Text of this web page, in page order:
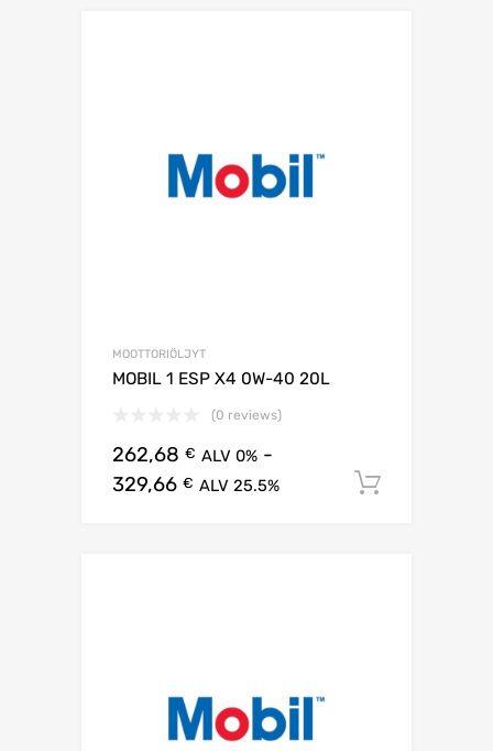
MOOTTORIÖLJYT
MOBIL 1 ESP X4 0W-40 20L
(0 reviews)
262,68 € ALV 0% -
329,66 € ALV 25.5%